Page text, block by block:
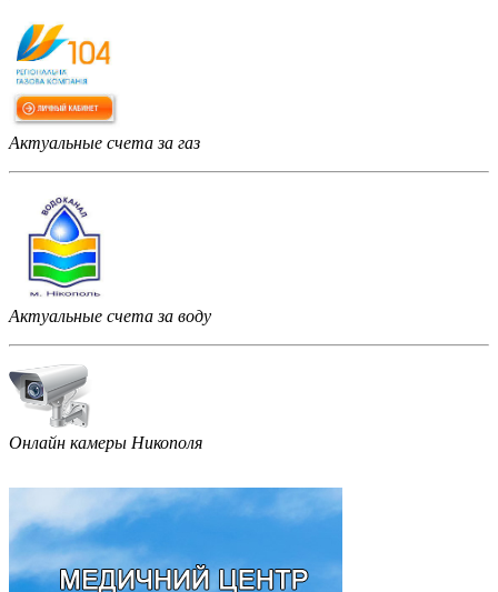
Актуальные счета за газ
Актуальные счета за воду
Онлайн камеры Никополя